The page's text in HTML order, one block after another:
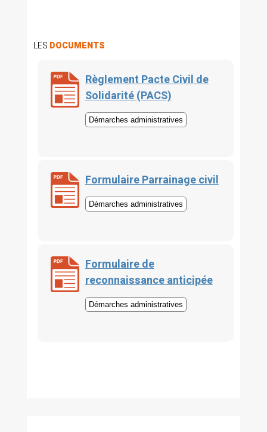
LES DOCUMENTS
Règlement Pacte Civil de
Solidarité (PACS)
Démarches administratives
Formulaire Parrainage civil
Démarches administratives
Formulaire de
reconnaissance anticipée
Démarches administratives